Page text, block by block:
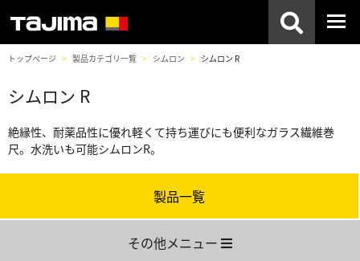
トップページ 製品カテゴリ一覧 シムロン シムロン R
シムロン R
絶縁性、耐薬品性に優れ軽くて持ち運びにも便利なガラス繊維巻
尺。水洗いも可能シムロンR。
製品一覧
その他メニュー